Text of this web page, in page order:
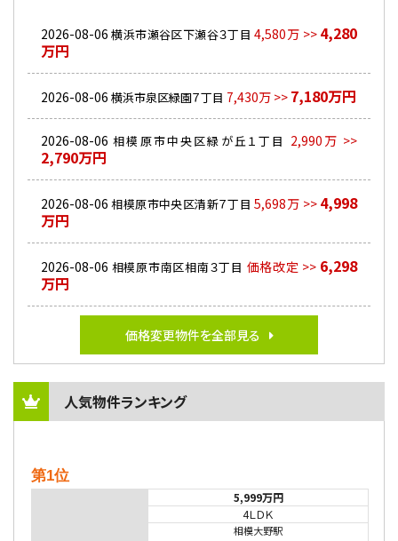
2026-08-06 横浜市瀬谷区下瀬谷３丁目 4,580万 >> 4,280
万円
2026-08-06 横浜市泉区緑園７丁目 7,430万 >> 7,180万円
2026-08-06 相模原市中央区緑が丘１丁目 2,990万 >>
2,790万円
2026-08-06 相模原市中央区清新７丁目 5,698万 >> 4,998
万円
2026-08-06 相模原市南区相南３丁目 価格改定 >> 6,298
万円
価格変更物件を全部見る
人気物件ランキング
第1位
5,999万円
4ＬＤＫ
相模大野駅